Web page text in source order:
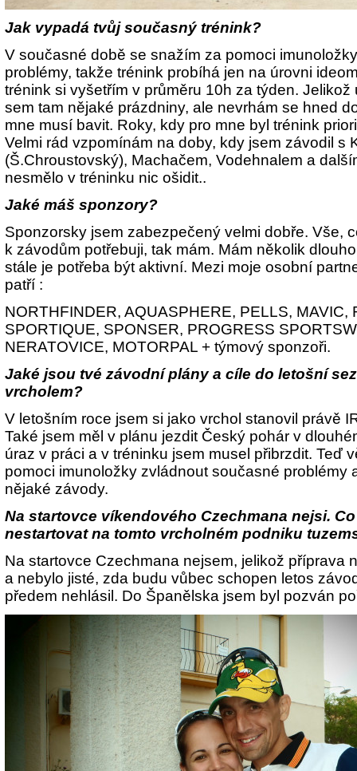
Jak vypadá tvůj současný trénink?
V současné době se snažím za pomoci
problémy, takže trénink probíhá jen na úrovni
trénink si vyšetřím v průměru 10h za týden.
sem tam nějaké prázdniny, ale nevrhám se hned
mne musí bavit. Roky, kdy pro mne byl trénink
Velmi rád vzpomínám na doby, kdy jsem závodil s
(Š.Chroustovský), Machačem, Vodehnalem a
nesmělo v tréninku nic ošidit..
Jaké máš sponzory?
Sponzorsky jsem zabezpečený velmi dobře. Vše,
k závodům potřebuji, tak mám. Mám několik
stále je potřeba být aktivní. Mezi moje osobní
patří :
NORTHFINDER, AQUASPHERE, PELLS, MAVIC,
SPORTIQUE, SPONSER, PROGRESS
NERATOVICE, MOTORPAL + týmový sponzoři.
Jaké jsou tvé závodní plány a cíle do letošní
vrcholem?
V letošním roce jsem si jako vrchol stanovil právě
Také jsem měl v plánu jezdit Český pohár v
úraz v práci a v tréninku jsem musel přibrzdit. Teď
pomoci imunoložky zvládnout současné problémy
nějaké závody.
Na startovce víkendového Czechmana nejsi.
nestartovat na tomto vrcholném podniku
Na startovce Czechmana nejsem, jelikož příprava
a nebylo jisté, zda budu vůbec schopen letos
předem nehlásil. Do Španělska jsem byl pozván